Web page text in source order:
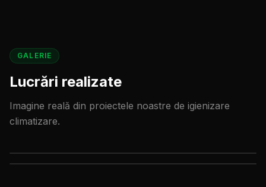
GALERIE
Lucrări realizate
Imagine reală din proiectele noastre de igienizare
climatizare.